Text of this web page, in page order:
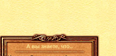
А вы знаете, что..